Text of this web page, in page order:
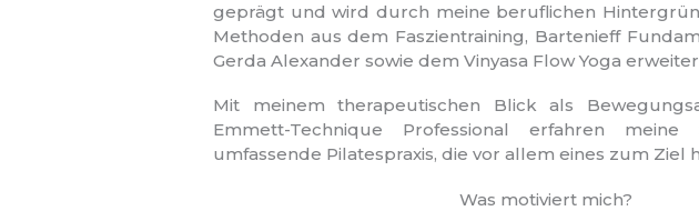
geprägt und wird durch meine beruflichen
Methoden aus dem Faszientraining, Bartenieff
Gerda Alexander sowie dem Vinyasa Flow Yoga
Mit meinem therapeutischen Blick als
Emmett-Technique Professional erfahren meine
umfassende Pilatespraxis, die vor allem eines zum Ziel
Was motiviert mich?